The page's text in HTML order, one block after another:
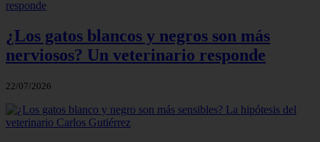
¿Los gatos blancos y negros son más
nerviosos? Un veterinario responde
22/07/2026